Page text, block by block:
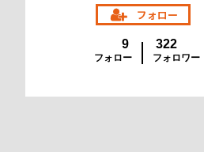
9
フォロー
322
フォロワー